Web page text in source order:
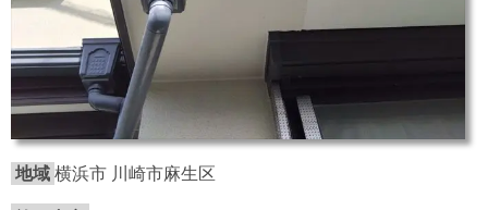
地域 横浜市 川崎市麻生区